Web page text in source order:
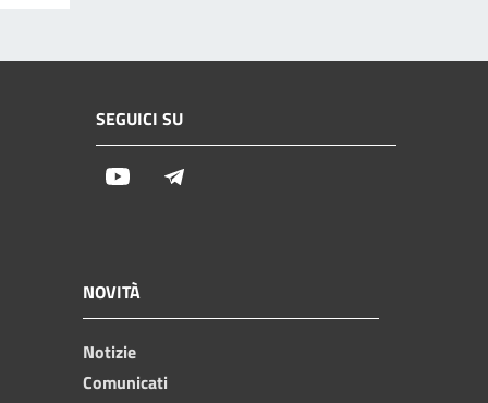
SEGUICI SU
Youtube
NOVITÀ
Notizie
Comunicati